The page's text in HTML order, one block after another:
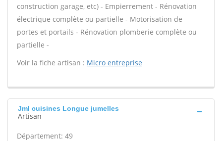
construction garage, etc) - Empierrement - Rénovation
électrique complète ou partielle - Motorisation de
portes et portails - Rénovation plomberie complète ou
partielle -
Voir la fiche artisan : Micro entreprise
Jml cuisines Longue jumelles
Artisan
Département: 49